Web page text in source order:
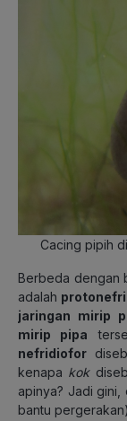
Cacing pipih
Berbeda dengan
adalah
jaringan mirip
mirip pipa
nefridiofor
kenapa kok
apinya? Jadi gini,
bantu